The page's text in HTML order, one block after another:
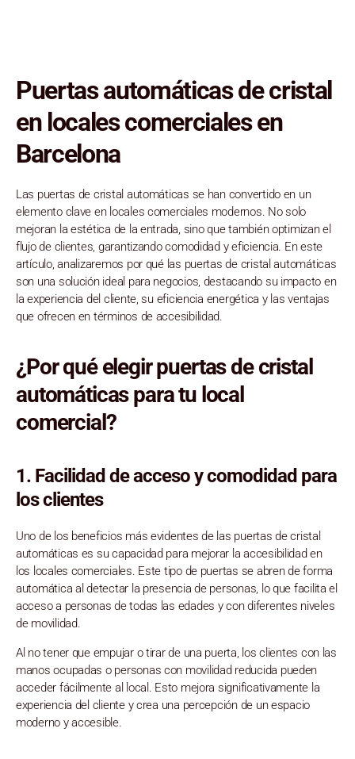
Puertas automáticas de cristal
en locales comerciales en
Barcelona
Las puertas de cristal automáticas se han convertido en un
elemento clave en locales comerciales modernos. No solo
mejoran la estética de la entrada, sino que también optimizan el
flujo de clientes, garantizando comodidad y eficiencia. En este
artículo, analizaremos por qué las puertas de cristal automáticas
son una solución ideal para negocios, destacando su impacto en
la experiencia del cliente, su eficiencia energética y las ventajas
que ofrecen en términos de accesibilidad.
¿Por qué elegir puertas de cristal
automáticas para tu local
comercial?
1. Facilidad de acceso y comodidad para
los clientes
Uno de los beneficios más evidentes de las puertas de cristal
automáticas es su capacidad para mejorar la accesibilidad en
los locales comerciales. Este tipo de puertas se abren de forma
automática al detectar la presencia de personas, lo que facilita el
acceso a personas de todas las edades y con diferentes niveles
de movilidad.
Al no tener que empujar o tirar de una puerta, los clientes con las
manos ocupadas o personas con movilidad reducida pueden
acceder fácilmente al local. Esto mejora significativamente la
experiencia del cliente y crea una percepción de un espacio
moderno y accesible.